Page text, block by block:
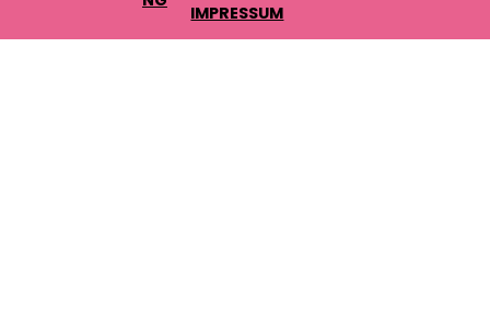
IMPRESSUM